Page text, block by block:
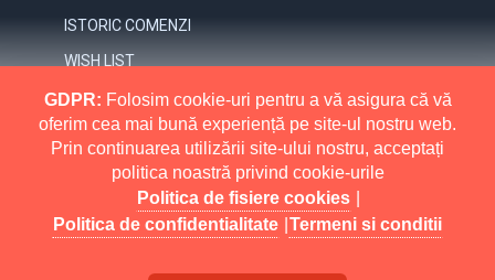
ISTORIC COMENZI
WISH LIST
NEWSLETTER
INFORMATII
RETURNARI
POLITICA DE CONFIDENTIALITATE
MAI MULT
Electrice Eco All Rights Reserved.
GDPR: Folosim cookie-uri pentru a vă asigura că vă
oferim cea mai bună experiență pe site-ul nostru web.
Prin continuarea utilizării site-ului nostru, acceptați
politica noastră privind cookie-urile
Politica de fisiere cookies
Politica de confidentialitate Termeni si conditii